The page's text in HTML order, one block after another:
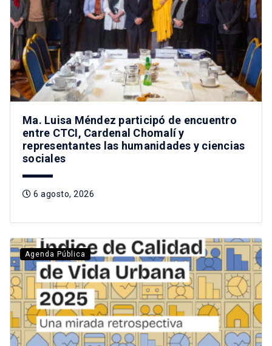
Ma. Luisa Méndez participó de encuentro
entre CTCI, Cardenal Chomalí y
representantes las humanidades y ciencias
sociales
6 agosto, 2026
Agenda Pública